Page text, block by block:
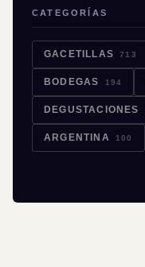
CATEGORÍAS
GACETILLAS 713
BODEGAS 194
DEGUSTACIONES
ARGENTINA 100